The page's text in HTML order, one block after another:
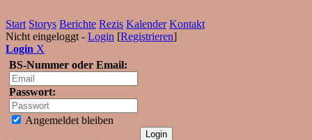
Start Storys Berichte Rezis Kalender Kontakt
Nicht eingeloggt - Login [Registrieren]
Login X
BS-Nummer oder Email:
Passwort:
Angemeldet bleiben